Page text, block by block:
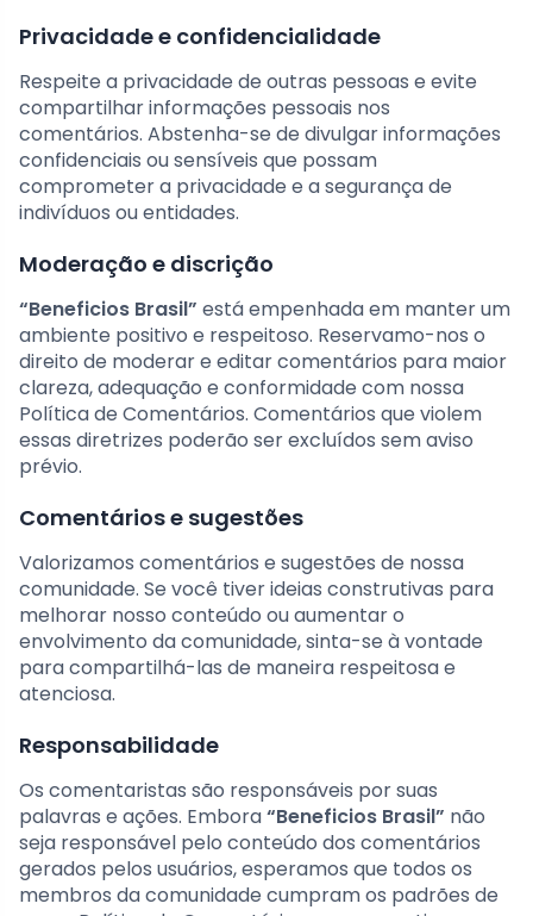
Privacidade e confidencialidade
Respeite a privacidade de outras pessoas e evite
compartilhar informações pessoais nos
comentários. Abstenha-se de divulgar informações
confidenciais ou sensíveis que possam
comprometer a privacidade e a segurança de
indivíduos ou entidades.
Moderação e discrição
“Beneficios Brasil” está empenhada em manter um
ambiente positivo e respeitoso. Reservamo-nos o
direito de moderar e editar comentários para maior
clareza, adequação e conformidade com nossa
Política de Comentários. Comentários que violem
essas diretrizes poderão ser excluídos sem aviso
prévio.
Comentários e sugestões
Valorizamos comentários e sugestões de nossa
comunidade. Se você tiver ideias construtivas para
melhorar nosso conteúdo ou aumentar o
envolvimento da comunidade, sinta-se à vontade
para compartilhá-las de maneira respeitosa e
atenciosa.
Responsabilidade
Os comentaristas são responsáveis por suas
palavras e ações. Embora“Beneficios Brasil” não
seja responsável pelo conteúdo dos comentários
gerados pelos usuários, esperamos que todos os
membros da comunidade cumpram os padrões de